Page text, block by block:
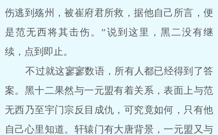
伤逃到殇州，被崔府君所救，据他自己所言，便
是范无西将其击伤。”说到这里，黑二没有继
续，点到即止。
不过就这寥寥数语，所有人都已经得到了答
案。黑十二果然与一元盟有着关系，表面上与范
无西乃至宇门宗反目成仇，可究竟如何，只有他
自己心里知道。轩辕门有大唐背景，一元盟又与